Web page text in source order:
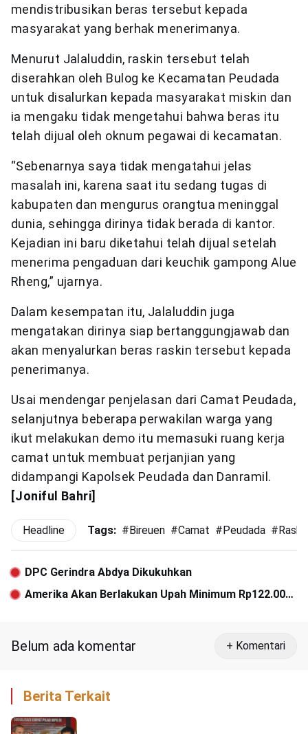
mendistribusikan beras tersebut kepada
masyarakat yang berhak menerimanya.
Menurut Jalaluddin, raskin tersebut telah
diserahkan oleh Bulog ke Kecamatan Peudada
untuk disalurkan kepada masyarakat miskin dan
ia mengaku tidak mengetahui bahwa beras itu
telah dijual oleh oknum pegawai di kecamatan.
“Sebenarnya saya tidak mengatahui jelas
masalah ini, karena saat itu sedang tugas di
kabupaten dan mengurus orangtua meninggal
dunia, sehingga dirinya tidak berada di kantor.
Kejadian ini baru diketahui telah dijual setelah
menerima pengaduan dari keuchik gampong Alue
Rheng,” ujarnya.
Dalam kesempatan itu, Jalaluddin juga
mengatakan dirinya siap bertanggungjawab dan
akan menyalurkan beras raskin tersebut kepada
penerimanya.
Usai mendengar penjelasan dari Camat Peudada,
selanjutnya beberapa perwakilan warga yang
ikut melakukan demo itu memasuki ruang kerja
camat untuk membuat perjanjian yang
didampangi Kapolsek Peudada dan Danramil.
[Joniful Bahri]
Headline Tags: # Bireuen #Camat # Peudada #
DPC Gerindra Abdya Dikukuhkan
Amerika Akan Berlakukan Upah Minimum Rp122.000
Belum ada komentar + Komentari
Berita Terkait